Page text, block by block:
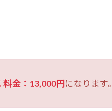
料金：13,000円 になります。